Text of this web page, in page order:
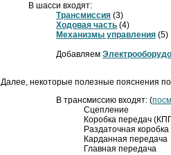
В шасси входят:
Трансмиссия (3)
Ходовая часть (4)
Механизмы управления (5)
Добавляем
Далее, некоторые полезные пояснения
В трансмиссию входят: (
Сцепление
Коробка передач
Раздаточная коробка
Карданная передача
Главная передача